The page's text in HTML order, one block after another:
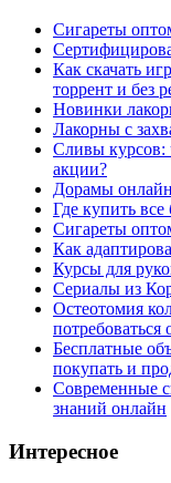
Сигареты
Как скачать
торрент и без
Новинки
Лакорны с
Сливы курсов:
акции?
Дорамы
Где купить
Сигареты
Как
Курсы для
Сериалы из
Остеотомия
потребоваться
Бесплатные
покупать и
Современные
знаний онлайн
Интересное